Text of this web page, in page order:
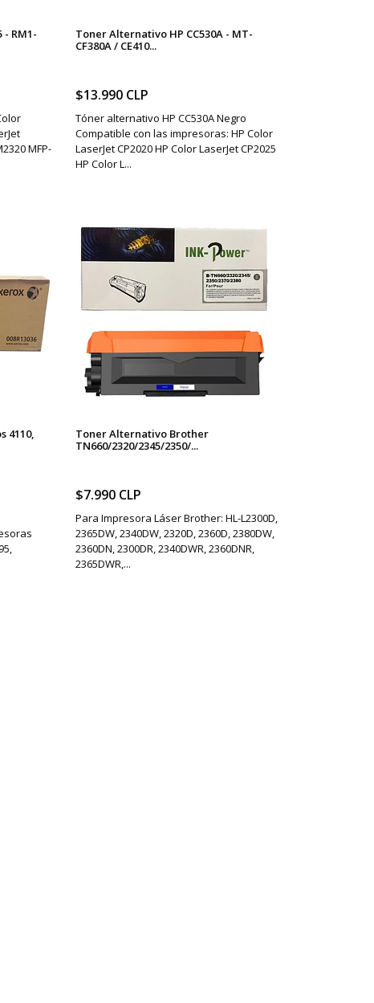
- RM1-
MFP-
Toner Alternativo HP CC530A - MT-
CF380A / CE410...
$13.990 CLP
Tóner alternativo HP CC530A Negro
Compatible con las impresoras: HP Color
LaserJet CP2020 HP Color LaserJet CP2025
HP Color L...
4110,
Toner Alternativo Brother
TN660/2320/2345/2350/...
$7.990 CLP
Para Impresora Láser Brother: HL-L2300D,
2365DW, 2340DW, 2320D, 2360D, 2380DW,
2360DN, 2300DR, 2340DWR, 2360DNR,
2365DWR,...